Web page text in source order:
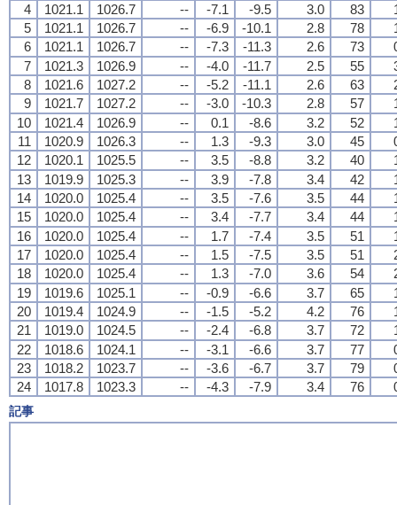
4
1021.1 1026.7 -- -7.1 -9.5 3.0 83
5
1021.1 1026.7 -- -6.9 -10.1 2.8 78
6
1021.1 1026.7 -- -7.3 -11.3 2.6 73
7
1021.3 1026.9 -- -4.0 -11.7 2.5 55
8
1021.6 1027.2 -- -5.2 -11.1 2.6 63
9
1021.7 1027.2 -- -3.0 -10.3 2.8 57
10
1021.4 1026.9 -- 0.1 -8.6 3.2 52
11
1020.9 1026.3 -- 1.3 -9.3 3.0 45
12
1020.1 1025.5 -- 3.5 -8.8 3.2 40
13
1019.9 1025.3 -- 3.9 -7.8 3.4 42
14
1020.0 1025.4 -- 3.5 -7.6 3.5 44
15
1020.0 1025.4 -- 3.4 -7.7 3.4 44
16
1020.0 1025.4 -- 1.7 -7.4 3.5 51
17
1020.0 1025.4 -- 1.5 -7.5 3.5 51
18
1020.0 1025.4 -- 1.3 -7.0 3.6 54
19
1019.6 1025.1 -- -0.9 -6.6 3.7 65
20
1019.4 1024.9 -- -1.5 -5.2 4.2 76
21
1019.0 1024.5 -- -2.4 -6.8 3.7 72
22
1018.6 1024.1 -- -3.1 -6.6 3.7 77
23
1018.2 1023.7 -- -3.6 -6.7 3.7 79
24
1017.8 1023.3 -- -4.3 -7.9 3.4 76
記事